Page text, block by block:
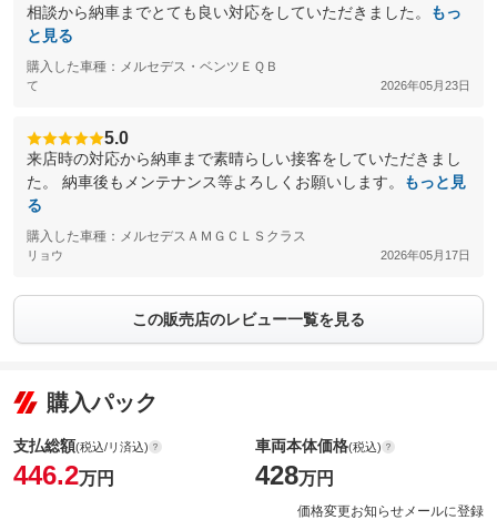
相談から納車までとても良い対応をしていただきました。
もっ
と見る
購入した車種：メルセデス・ベンツＥＱＢ
て 2026年05月23日
5.0
来店時の対応から納車まで素晴らしい接客をしていただきまし
た。 納車後もメンテナンス等よろしくお願いします。
もっと見
る
購入した車種：メルセデスＡＭＧＣＬＳクラス
リョウ 2026年05月17日
この販売店のレビュー一覧を見る
購入パック
支払総額(税込/リ済込)
446.2万円
車両本体価格(税込)
428万円
価格変更お知らせメールに登録